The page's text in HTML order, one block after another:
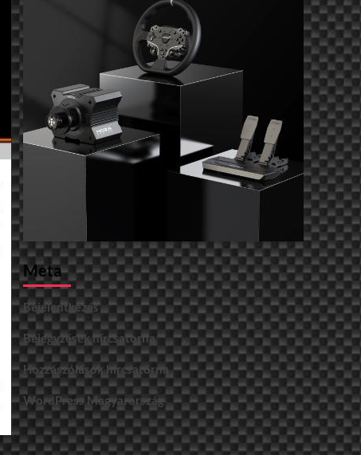
Meta
Bejelentkezés
Bejegyzések hírcsatorna
Hozzászólások hírcsatorna
WordPress Magyarország